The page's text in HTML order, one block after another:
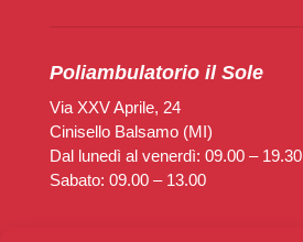
Poliambulatorio il Sole
Via XXV Aprile, 24
Cinisello Balsamo (MI)
Dal lunedì al venerdì: 09.00 – 19.30
Sabato: 09.00 – 13.00